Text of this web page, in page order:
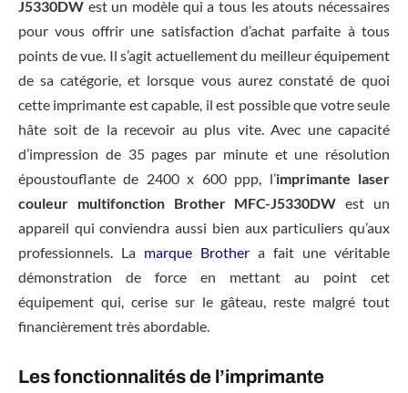
J5330DW est un modèle qui a tous les atouts nécessaires
pour vous offrir une satisfaction d’achat parfaite à tous
points de vue. Il s’agit actuellement du meilleur équipement
de sa catégorie, et lorsque vous aurez constaté de quoi
cette imprimante est capable, il est possible que votre seule
hâte soit de la recevoir au plus vite. Avec une capacité
d’impression de 35 pages par minute et une résolution
époustouflante de 2400 x 600 ppp, l’imprimante laser
couleur multifonction Brother MFC-J5330DW est un
appareil qui conviendra aussi bien aux particuliers qu’aux
professionnels. La marque Brother a fait une véritable
démonstration de force en mettant au point cet
équipement qui, cerise sur le gâteau, reste malgré tout
financièrement très abordable.
Les fonctionnalités de l’imprimante